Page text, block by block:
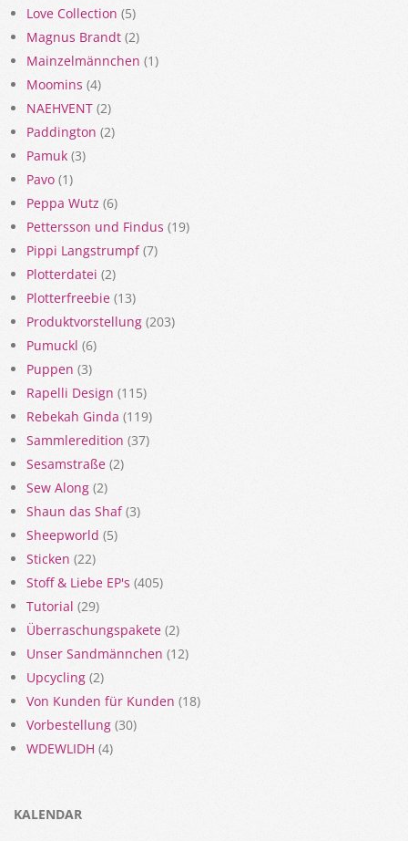
Love Collection (5)
Magnus Brandt (2)
Mainzelmännchen (1)
Moomins (4)
NAEHVENT (2)
Paddington (2)
Pamuk (3)
Pavo (1)
Peppa Wutz (6)
Pettersson und Findus (19)
Pippi Langstrumpf(7)
Plotterdatei (2)
Plotterfreebie (13)
Produktvorstellung (203)
Pumuckl (6)
Puppen (3)
Rapelli Design (115)
Rebekah Ginda (119)
Sammleredition (37)
Sesamstraße (2)
Sew Along (2)
Shaun das Shaf(3)
Sheepworld (5)
Sticken (22)
Stoff & Liebe EP's (405)
Tutorial (29)
Überraschungspakete (2)
Unser Sandmännchen (12)
Upcycling (2)
Von Kunden für Kunden (18)
Vorbestellung (30)
WDEWLIDH (4)
KALENDAR